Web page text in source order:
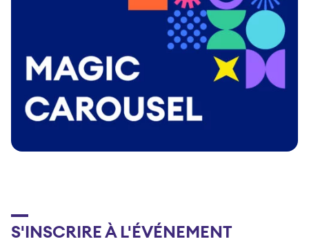
S'INSCRIRE À L'ÉVÉNEMENT